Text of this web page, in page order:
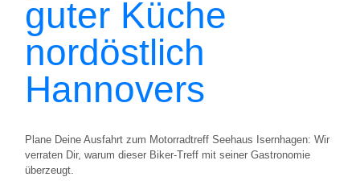
guter Küche
nordöstlich
Hannovers
Plane Deine Ausfahrt zum Motorradtreff Seehaus Isernhagen: Wir
verraten Dir, warum dieser Biker-Treff mit seiner Gastronomie
überzeugt.